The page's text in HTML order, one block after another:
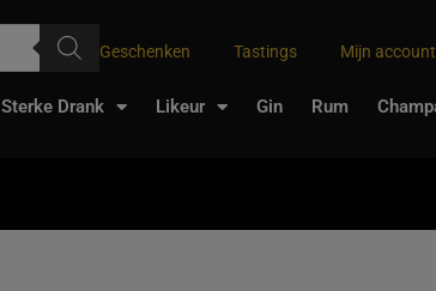
Geschenken Tastings Mijn account
Sterke Drank Likeur Gin Rum